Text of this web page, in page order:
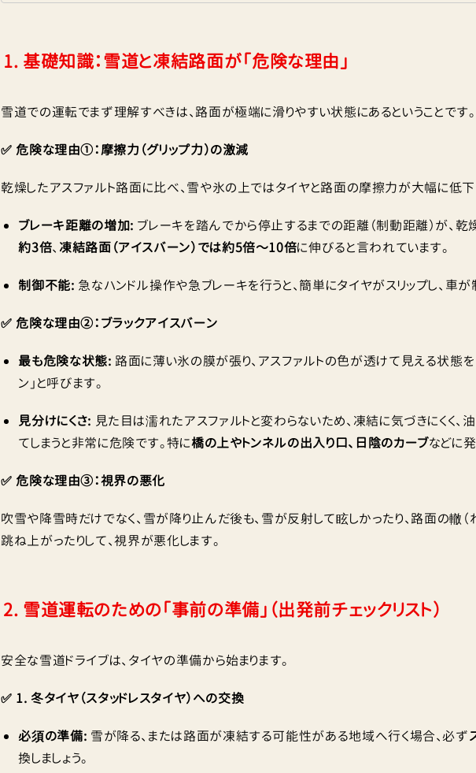
1. 基礎知識：雪道と凍結路面が「危険な理由」
雪道での運転でまず理解すべきは、路面が極端に滑りやすい状態にあるということです。
✅ 危険な理由①：摩擦力（グリップ力）の激減
乾燥したアスファルト路面に比べ、雪や氷の上ではタイヤと路面の摩擦力が大幅に低下
ブレーキ距離の増加: ブレーキを踏んでから停止するまでの距離（制動距離）が、
約3倍、 凍結路面（アイスバーン）では約5倍〜10倍に伸びると言われています。
制御不能: 急なハンドル操作や急ブレーキを行うと、簡単にタイヤがスリップし、車
✅ 危険な理由②：ブラックアイスバーン
最も危険な状態: 路面に薄い氷の膜が張り、アスファルトの色が透けて見える状態を
ン」と呼びます。
見分けにくさ: 見た目は濡れたアスファルトと変わらないため、凍結に気づきにくく、
てしまうと非常に危険です。特に橋の上やトンネルの出入り口、日陰のカーブなどに
✅ 危険な理由③：視界の悪化
吹雪や降雪時だけでなく、雪が降り止んだ後も、雪が反射して眩しかったり、路面の轍（
跳ね上がったりして、視界が悪化します。
2. 雪道運転のための「事前の準備」（出発前チェックリスト）
安全な雪道ドライブは、タイヤの準備から始まります。
✅ 1. 冬タイヤ（スタッドレスタイヤ）への交換
必須の準備: 雪が降る、または路面が凍結する可能性がある地域へ行く場合、必ず
換しましょう。